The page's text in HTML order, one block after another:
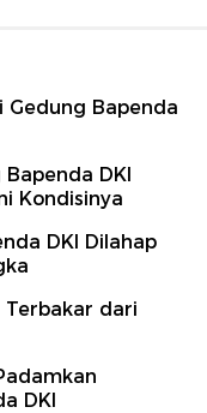
Gedung Bapenda
DKI
Kondisinya
DKI Dilahap
Terbakar dari
DKI